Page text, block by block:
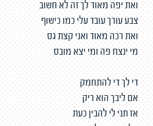
ואת יפה מאוד לך זה לא חשוב
צבע עורך עובד עלי כמו כישוף
ואת רכה מאוד ואני קצת גס
מי ינצח פה ומי יצא מובס
די לך די להתחמק
אם ליבך הוא ריק
אז תני לי להבין כעת